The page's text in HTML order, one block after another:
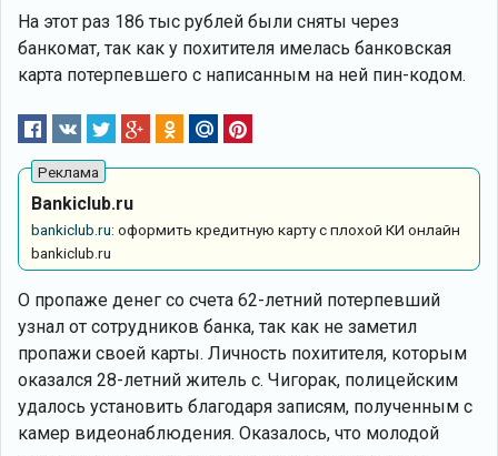
На этот раз 186 тыс рублей были сняты через
банкомат, так как у похитителя имелась банковская
карта потерпевшего с написанным на ней пин-кодом.
Bankiclub.ru
bankiclub.ru: оформить кредитную карту с плохой КИ онлайн
bankiclub.ru
О пропаже денег со счета 62-летний потерпевший
узнал от сотрудников банка, так как не заметил
пропажи своей карты. Личность похитителя, которым
оказался 28-летний житель с. Чигорак, полицейским
удалось установить благодаря записям, полученным с
камер видеонаблюдения. Оказалось, что молодой